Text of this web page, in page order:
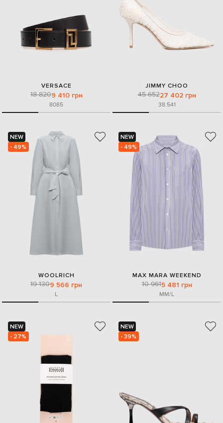
VERSACE
18 8209 410 грн
8085
JIMMY CHOO
45 65227 402 грн
38.541
NEW
- 49%
WOOLRICH
19 1309 566 грн
L
NEW
- 49%
MAX MARA WEEKEND
10 9615 481 грн
MM/L
NEW
- 27%
NEW
- 39%